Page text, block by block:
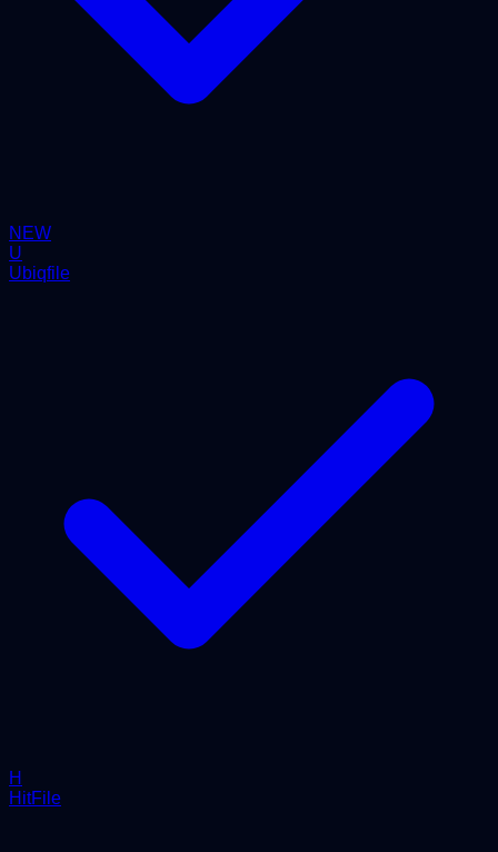
NEW
U
Ubiqfile
H
HitFile